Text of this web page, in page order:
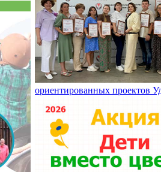
ориентированных проектов